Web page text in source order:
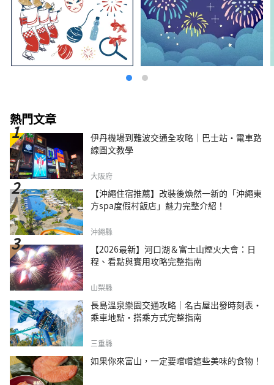
熱門文章
伊丹機場到難波交通全攻略｜巴士站・電車路
線圖文教學
大阪府
【沖繩住宿推薦】改裝後煥然一新的「沖繩東
方spa度假村飯店」魅力完整介紹！
沖繩縣
【2026最新】河口湖＆富士山煙火大會：日
程、看點與實用攻略完整指南
山梨縣
長島溫泉樂園交通攻略｜名古屋出發時刻表・
乘車地點・搭乘方式完整指南
三重縣
如果你來富山，一定要嚐嚐這些美味的食物！